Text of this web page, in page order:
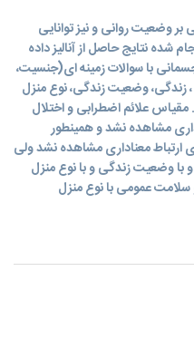
بر وضعیت روانی و نیز توانایی
نتایج حاصل از آنالیز داده
با سوالات زمینه ای(جنسیت،
وضعیت زندگی، نوع منزل
علائم اضطرابی و اختلال
مشاهده نشد و همینطور
ارتباط معناداری مشاهده نشد ولی
با وضعیت زندگی و با نوع منزل
عمومی با نوع منزل